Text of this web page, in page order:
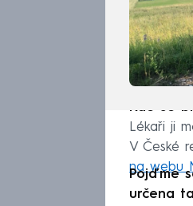
Kde se
Lékaři ji
V České
na webu
Pojďme
určena